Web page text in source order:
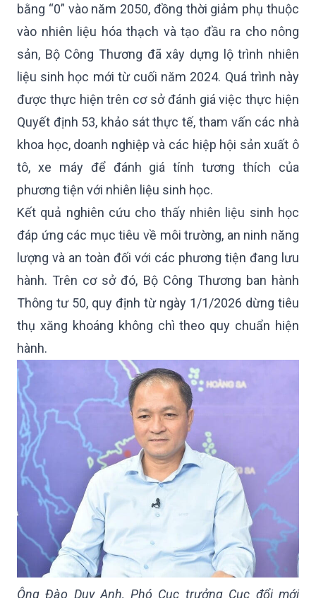
bằng “0” vào năm 2050, đồng thời giảm phụ thuộc
vào nhiên liệu hóa thạch và tạo đầu ra cho nông
sản, Bộ Công Thương đã xây dựng lộ trình nhiên
liệu sinh học mới từ cuối năm 2024. Quá trình này
được thực hiện trên cơ sở đánh giá việc thực hiện
Quyết định 53, khảo sát thực tế, tham vấn các nhà
khoa học, doanh nghiệp và các hiệp hội sản xuất ô
tô, xe máy để đánh giá tính tương thích của
phương tiện với nhiên liệu sinh học.
Kết quả nghiên cứu cho thấy nhiên liệu sinh học
đáp ứng các mục tiêu về môi trường, an ninh năng
lượng và an toàn đối với các phương tiện đang lưu
hành. Trên cơ sở đó, Bộ Công Thương ban hành
Thông tư 50, quy định từ ngày 1/1/2026 dừng tiêu
thụ xăng khoáng không chì theo quy chuẩn hiện
hành.
Ông Đào Duy Anh, Phó Cục trưởng Cục đổi mới